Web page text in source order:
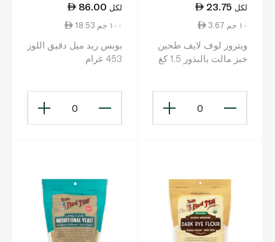
23.75 لكل
3.67 ١٠ جم
ويتروز لوف لايف طحين
خبز مالت بالبذور 1.5 كغ
0
86.00 لكل
18.53 ١٠٠ جم
بوبس ريد ميل دقيق اللوز
453 غرام
0